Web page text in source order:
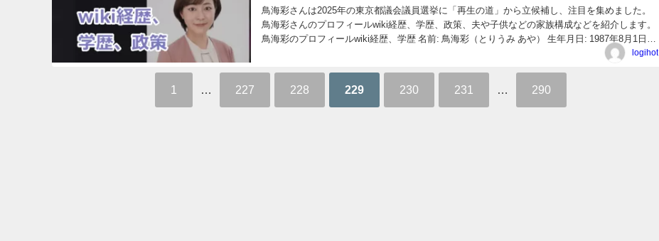
鳥海彩さんは2025年の東京都議会議員選挙に「再生の道」から立候補し、注目を集めました。
鳥海彩さんのプロフィールwiki経歴、学歴、政策、夫や子供などの家族構成などを紹介します。
鳥海彩のプロフィールwiki経歴、学歴 名前: 鳥海彩（とりうみ あや） 生年月日: 1987年8月1日
logihot
1 227 228 229 230 231 290